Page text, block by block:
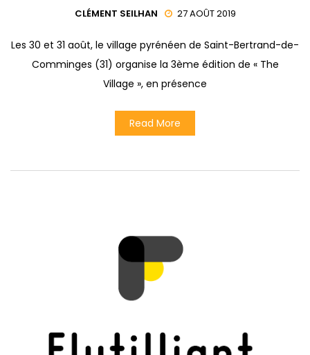
CLÉMENT SEILHAN 27 AOÛT 2019
Les 30 et 31 août, le village pyrénéen de Saint-Bertrand-de-
Comminges (31) organise la 3ème édition de « The
Village », en présence
Read More